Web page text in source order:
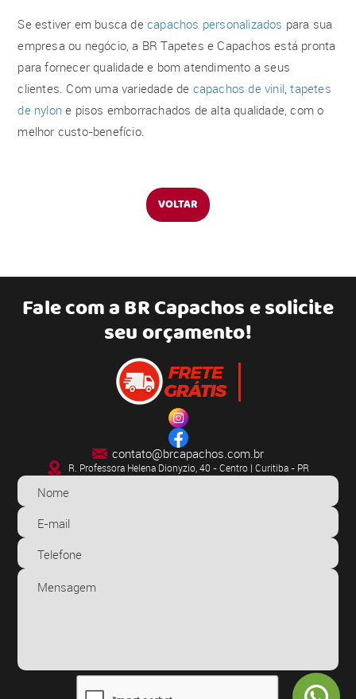
Se estiver em busca decapachos personalizados para sua
empresa ou negócio, a BR Tapetes e Capachos está pronta
para fornecer qualidade e bom atendimento a seus
clientes. Com uma variedade de capachos de vinil,tapetes
de nylon e pisos emborrachados de alta qualidade, com o
melhor custo-benefício.
VOLTAR
Fale com aBR Capachose solicite
seu orçamento!
contato@brcapachos.com.br
R. Professora Helena Dionyzio, 40 - Centro | Curitiba - PR